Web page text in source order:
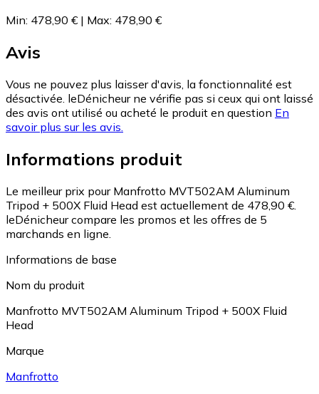
Min: 478,90 € | Max: 478,90 €
Avis
Vous ne pouvez plus laisser d'avis, la fonctionnalité est
désactivée. leDénicheur ne vérifie pas si ceux qui ont laissé
des avis ont utilisé ou acheté le produit en question En
savoir plus sur les avis.
Informations produit
Le meilleur prix pour Manfrotto MVT502AM Aluminum
Tripod + 500X Fluid Head est actuellement de 478,90 €.
leDénicheur compare les promos et les offres de 5
marchands en ligne.
Informations de base
Nom du produit
Manfrotto MVT502AM Aluminum Tripod + 500X Fluid
Head
Marque
Manfrotto